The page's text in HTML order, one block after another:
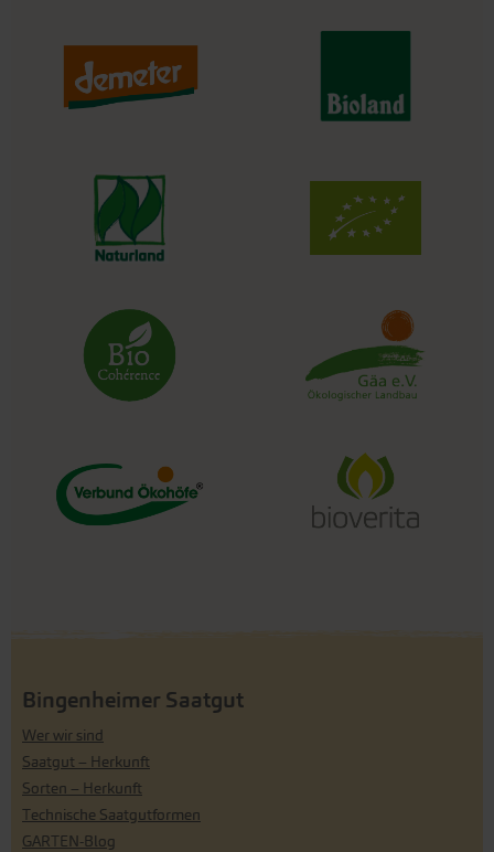
Bingenheimer Saatgut
Wer wir sind
Saatgut – Herkunft
Sorten – Herkunft
Technische Saatgutformen
GARTEN-Blog